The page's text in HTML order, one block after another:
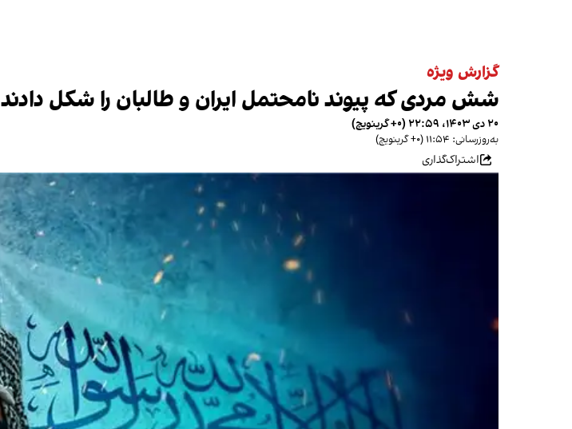
گزارش ویژه
شش مردی که پیوند نامحتمل ایران و طالبان را شکل دادند
۲۰ دی ۱۴۰۳، ۲۲:۵۹ (‎+۰ گرینویچ)
به‌روزرسانی: ۱۱:۵۴ (‎+۰ گرینویچ)
اشتراک‌گذاری